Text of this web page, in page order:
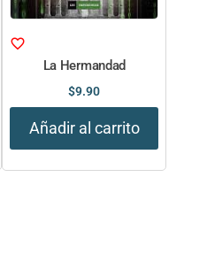
La Hermandad
$9.90
Añadir al carrito